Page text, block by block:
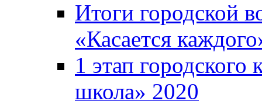
Итоги городской
«Касается
1 этап городского
школа» 2020